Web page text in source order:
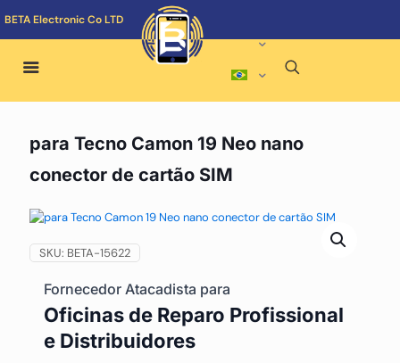
BETA Electronic Co LTD
para Tecno Camon 19 Neo nano
conector de cartão SIM
SKU: BETA-15622
Fornecedor Atacadista para
Oficinas de Reparo Profissional
e Distribuidores